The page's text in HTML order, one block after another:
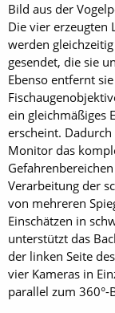
Bild aus der
Die vier erzeugten
werden
gesendet, die sie
Ebenso entfernt
ein gleichmäßiges
erscheint.
Monitor das
Verarbeitung der
von mehreren
Einschätzen in
unterstützt das
der linken Seite
vier Kameras in
parallel zum